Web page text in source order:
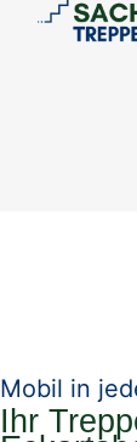
Mobil in
Ihr